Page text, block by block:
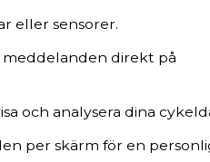
eller sensorer.
meddelanden direkt på
och analysera dina
per skärm för en